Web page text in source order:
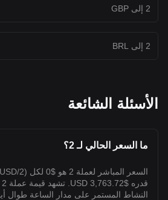
2 إلى GBP
2 إلى BRL
الأسئلة الشائعة
ما السعر الحالي لـ 2؟